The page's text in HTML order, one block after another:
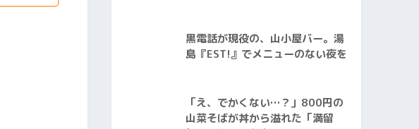
黒電話が現役の、山小屋バー。湯
島『EST!』でメニューのない夜を
「え、でかくない…？」800円の
山菜そばが丼から溢れた「満留